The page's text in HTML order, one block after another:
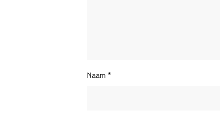
Naam *